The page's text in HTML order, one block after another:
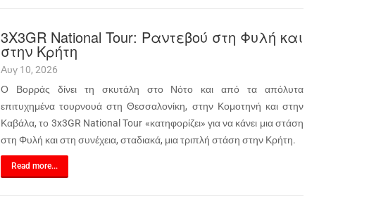
3Χ3GR National Tour: Ραντεβού στη Φυλή και
στην Κρήτη
Αυγ 10, 2026
Ο Βορράς δίνει τη σκυτάλη στο Νότο και από τα απόλυτα
επιτυχημένα τουρνουά στη Θεσσαλονίκη, στην Κομοτηνή και στην
Καβάλα, το 3x3GR National Tour «κατηφορίζει» για να κάνει μια στάση
στη Φυλή και στη συνέχεια, σταδιακά, μια τριπλή στάση στην Κρήτη.
Read more...